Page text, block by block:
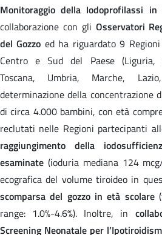
Monitoraggio della Iodoprofilassi in
collaborazione con gli Osservatori
del Gozzo ed ha riguardato 9
Centro e Sud del Paese (Liguria,
Toscana, Umbria, Marche,
determinazione della concentrazione
di circa 4.000 bambini, con età
reclutati nelle Regioni partecipanti
raggiungimento della
esaminate (ioduria mediana 124
ecografica del volume tiroideo in
scomparsa del gozzo in età scolare
range: 1.0%-4.6%). Inoltre, in
Screening Neonatale per